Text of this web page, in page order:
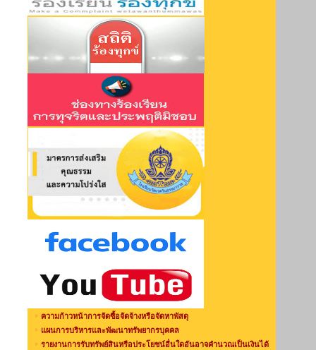
ความก้าวหน้าการจัดซื้อจัดจ้างหรือจัดหาพัสดุ
แผนการบริหารและพัฒนาทรัพยากรบุคคล
รายงานการรับทรัพย์สินหรือประโยชน์อื่นใดอันอาจคำนวณเป็นเงินได้